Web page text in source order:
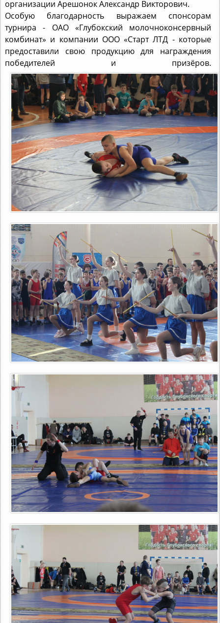
Особую благодарность выражаем спонсорам
турнира - ОАО «Глубокский молочноконсервный
комбинат» и компании ООО «Старт ЛТД - которые
предоставили свою продукцию для награждения
победителей и призёров.